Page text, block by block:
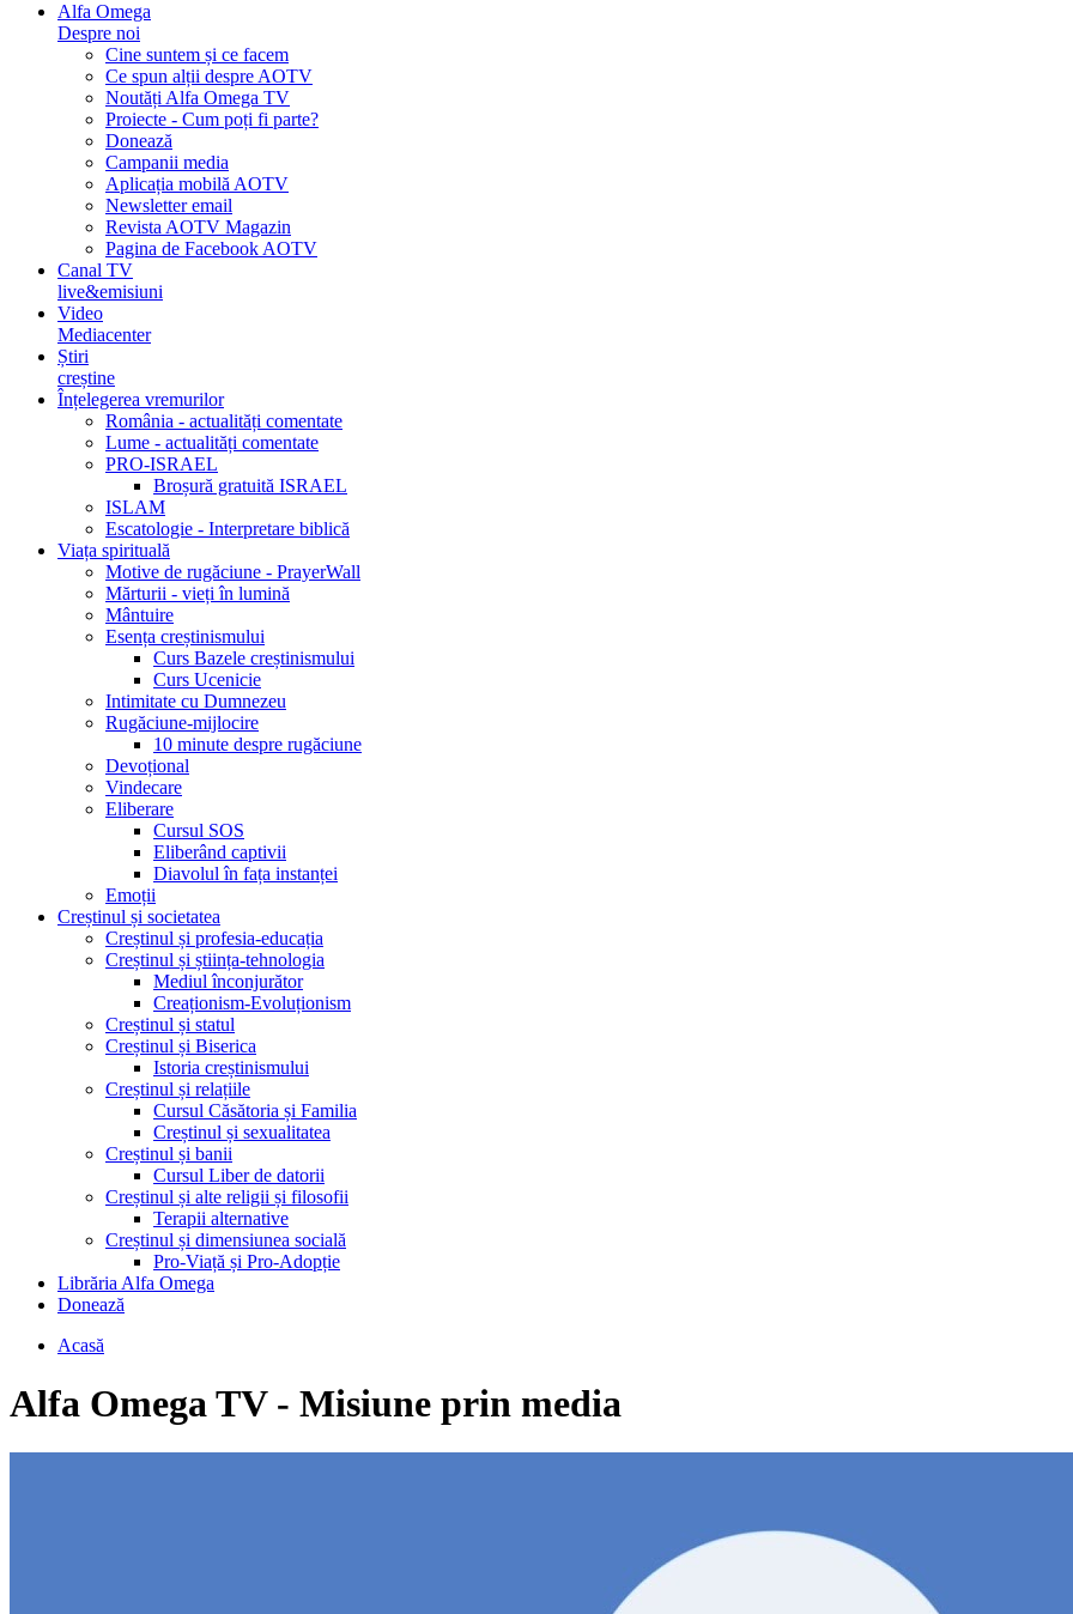
Alfa Omega
Despre noi
Cine suntem și ce facem
Ce spun alții despre AOTV
Noutăți Alfa Omega TV
Proiecte - Cum poți fi parte?
Donează
Campanii media
Aplicația mobilă AOTV
Newsletter email
Revista AOTV Magazin
Pagina de Facebook AOTV
Canal TV
live&emisiuni
Video
Mediacenter
Știri
creștine
Înțelegerea vremurilor
România - actualități comentate
Lume - actualități comentate
PRO-ISRAEL
Broșură gratuită ISRAEL
ISLAM
Escatologie - Interpretare biblică
Viața spirituală
Motive de rugăciune - PrayerWall
Mărturii - vieți în lumină
Mântuire
Esența creștinismului
Curs Bazele creștinismului
Curs Ucenicie
Intimitate cu Dumnezeu
Rugăciune-mijlocire
10 minute despre rugăciune
Devoțional
Vindecare
Eliberare
Cursul SOS
Eliberând captivii
Diavolul în fața instanței
Emoții
Creștinul și societatea
Creștinul și profesia-educația
Creștinul și știința-tehnologia
Mediul înconjurător
Creaționism-Evoluționism
Creștinul și statul
Creștinul și Biserica
Istoria creștinismului
Creștinul și relațiile
Cursul Căsătoria și Familia
Creștinul și sexualitatea
Creștinul și banii
Cursul Liber de datorii
Creștinul și alte religii și filosofii
Terapii alternative
Creștinul și dimensiunea socială
Pro-Viață și Pro-Adopție
Librăria Alfa Omega
Donează
Acasă
Alfa Omega TV - Misiune prin media